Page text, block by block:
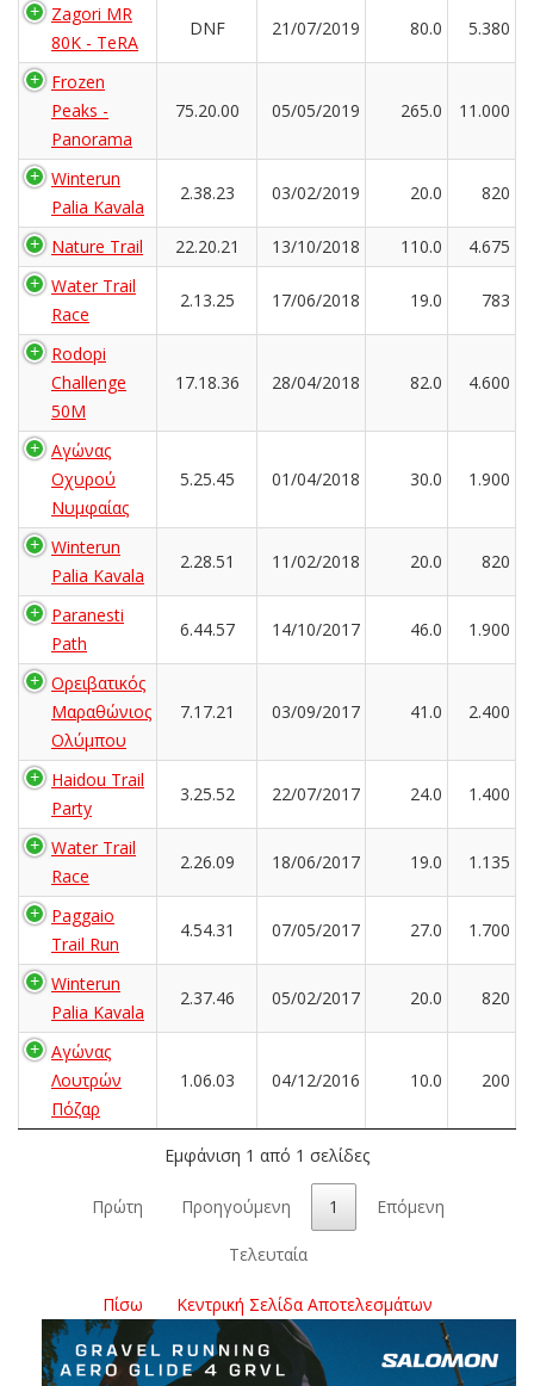
Zagori MR
80K - TeRA
DNF 21/07/2019 80.0 5.380
Frozen
Peaks -
Panorama
75.20.00 05/05/2019 265.0 11.000
Winterun
Palia Kavala
2.38.23 03/02/2019 20.0 820
Nature Trail 22.20.21 13/10/2018 110.0
4.675
Water Trail
Race
2.13.25 17/06/2018 19.0 783
Rodopi
Challenge
50M
17.18.36 28/04/2018 82.0 4.600
Αγώνας
Οχυρού
Νυμφαίας
5.25.45 01/04/2018 30.0 1.900
Winterun
Palia Kavala
2.28.51 11/02/2018 20.0 820
Paranesti
Path
6.44.57 14/10/2017 46.0 1.900
Ορειβατικός
Μαραθώνιος
Ολύμπου
7.17.21 03/09/2017 41.0 2.400
Haidou Trail
Party
3.25.52 22/07/2017 24.0 1.400
Water Trail
Race
2.26.09 18/06/2017 19.0 1.135
Paggaio
Trail Run
4.54.31 07/05/2017 27.0 1.700
Winterun
Palia Kavala
2.37.46 05/02/2017 20.0 820
Αγώνας
Λουτρών
Πόζαρ
1.06.03 04/12/2016 10.0 200
Εμφάνιση 1 από 1 σελίδες
Πρώτη Προηγούμενη 1 Επόμενη
Τελευταία
Πίσω Κεντρική Σελίδα Αποτελεσμάτων